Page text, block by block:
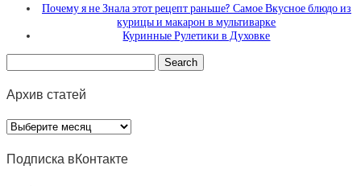
Почему я не Знала этот рецепт раньше? Самое Вкусное блюдо из
курицы и макарон в мультиварке
Куринные Рулетики в Духовке
Архив статей
Архив
статей
Подписка вКонтакте